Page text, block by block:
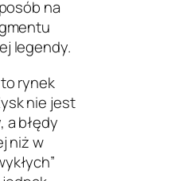
na
legendy.
rynek
nie jest
a błędy
niż w